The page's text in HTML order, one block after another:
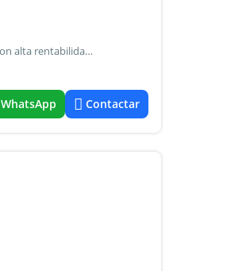
Cochera descubierta en almagro excelente ubicación para comprar tu cochera, con alta rentabilidad en alquiler. Contamos con 3 cocheras descubiertas a usd 12.000 cada una. Tu consulta nos interesa. Posee acceso para personas con movilidad reducida. Predial propiedades s.R.L. Mat cucicba 3269
WhatsApp Contactar